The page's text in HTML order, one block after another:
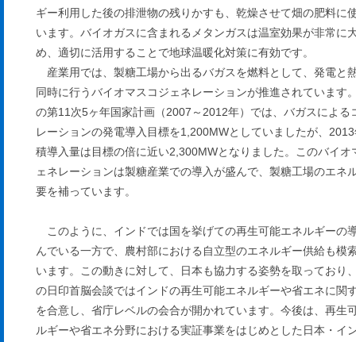
ギー利用した後の排泄物の残りかすも、乾燥させて畑の肥料に
います。バイオガスに含まれるメタンガスは温室効果が非常に
め、適切に活用することで地球温暖化対策に有効です。
産業用では、製糖工場から出るバガスを燃料として、発電と
同時に行うバイオマスコジェネレーションが推進されています
の第11次5ヶ年国家計画（2007～2012年）では、バガスによる
レーションの発電導入目標を1,200MWとしていましたが、
積導入量は目標の倍に近い2,300MWとなりました。このバイオ
ェネレーションは製糖産業での導入が盛んで、製糖工場のエネ
要を補っています。
このように、インドでは国を挙げての再生可能エネルギーの
んでいる一方で、農村部における自立型のエネルギー供給も模
います。この動きに対して、日本も協力する姿勢を取っており
の日印首脳会談ではインドの再生可能エネルギーや省エネに関
を合意し、省庁レベルの会合が開かれています。今後は、再生
ルギーや省エネ分野における実証事業をはじめとした日本・イ